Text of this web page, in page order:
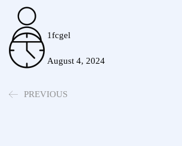
1fcgel
August 4, 2024
PREVIOUS